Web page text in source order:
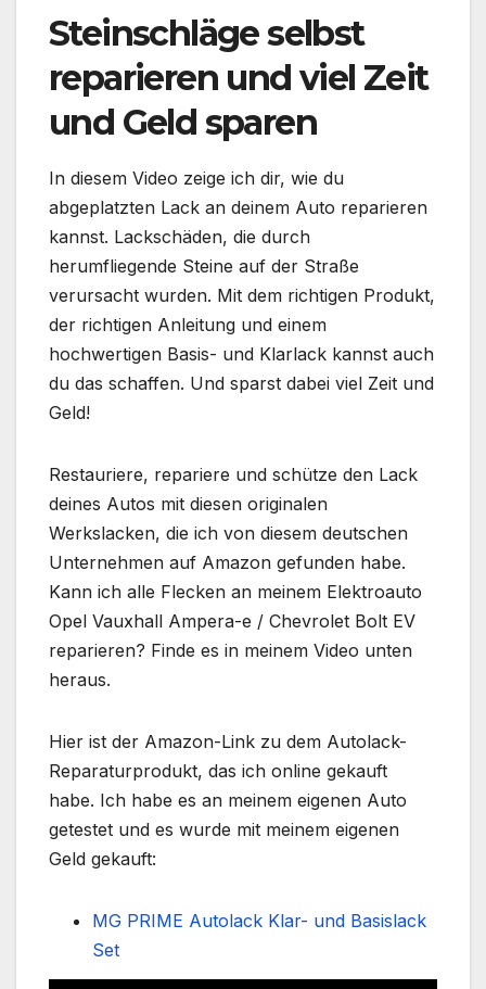
Steinschläge selbst
reparieren und viel Zeit
und Geld sparen
In diesem Video zeige ich dir, wie du
abgeplatzten Lack an deinem Auto reparieren
kannst. Lackschäden, die durch
herumfliegende Steine auf der Straße
verursacht wurden. Mit dem richtigen Produkt,
der richtigen Anleitung und einem
hochwertigen Basis- und Klarlack kannst auch
du das schaffen. Und sparst dabei viel Zeit und
Geld!
Restauriere, repariere und schütze den Lack
deines Autos mit diesen originalen
Werkslacken, die ich von diesem deutschen
Unternehmen auf Amazon gefunden habe.
Kann ich alle Flecken an meinem Elektroauto
Opel Vauxhall Ampera-e / Chevrolet Bolt EV
reparieren? Finde es in meinem Video unten
heraus.
Hier ist der Amazon-Link zu dem Autolack-
Reparaturprodukt, das ich online gekauft
habe. Ich habe es an meinem eigenen Auto
getestet und es wurde mit meinem eigenen
Geld gekauft:
MG PRIME Autolack Klar- und Basislack
Set